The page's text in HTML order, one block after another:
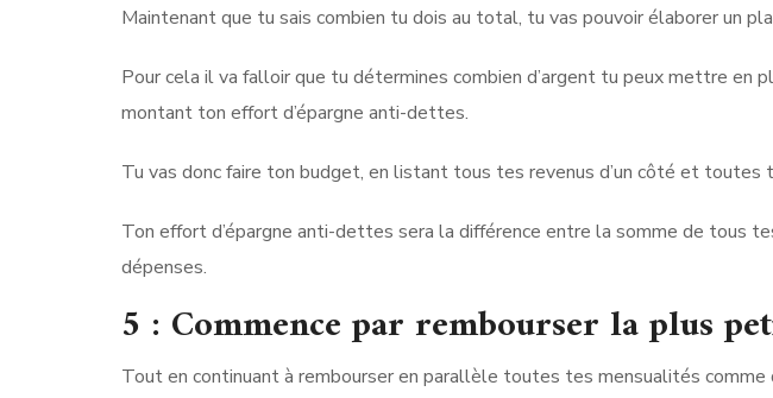
Maintenant que tu sais combien tu dois au total, tu vas pouvoir élaborer un
Pour cela il va falloir que tu détermines combien d’argent tu peux mettre en
montant ton effort d’épargne anti-dettes.
Tu vas donc faire ton budget, en listant tous tes revenus d’un côté et toutes
Ton effort d’épargne anti-dettes sera la différence entre la somme de tous
dépenses.
5 : Commence par rembourser la plus
Tout en continuant à rembourser en parallèle toutes tes mensualités comme